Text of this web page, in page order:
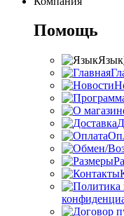
Помощь
Язык